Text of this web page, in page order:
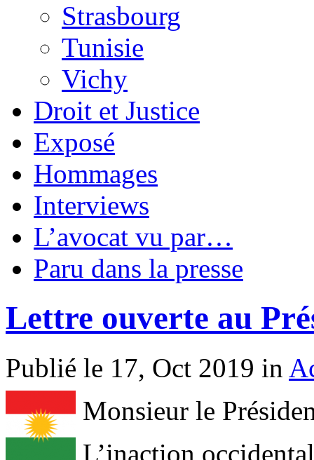
Strasbourg
Tunisie
Vichy
Droit et Justice
Exposé
Hommages
Interviews
L’avocat vu par…
Paru dans la presse
Lettre ouverte au
Publié le 17, Oct 2019 in
Monsieur le
L’inaction